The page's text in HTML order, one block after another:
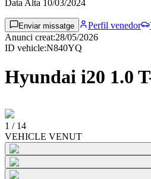
Data Alta 10/03/2024
Enviar missatge Perfil venedor
Anunci creat:28/05/2026
ID vehicle:N840YQ
Hyundai i20 1.0
1 / 14
VEHICLE VENUT